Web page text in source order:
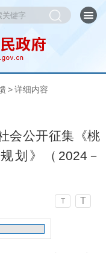
> 详细内容
会公开征集《桃
划》（2024－
T T